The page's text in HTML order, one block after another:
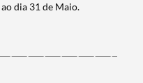
dia 31 de Maio.​